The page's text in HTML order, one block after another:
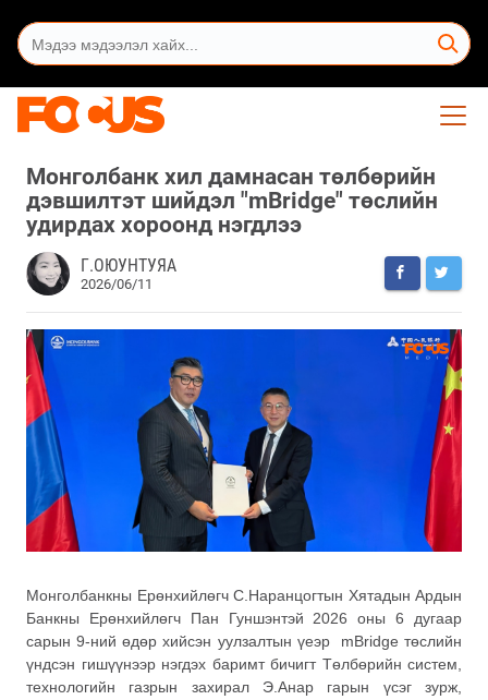
Монголбанк хил дамнасан төлбөрийн
дэвшилтэт шийдэл "mBridge" төслийн
удирдах хороонд нэгдлээ
Г.ОЮУНТУЯА
2026/06/11
Монголбанкны Ерөнхийлөгч С.Наранцогтын Хятадын Ардын
Банкны Ерөнхийлөгч Пан Гуншэнтэй 2026 оны 6 дугаар
сарын 9-ний өдөр хийсэн уулзалтын үеэр mBridge төслийн
үндсэн гишүүнээр нэгдэх баримт бичигт Төлбөрийн систем,
технологийн газрын захирал Э.Анар гарын үсэг зурж,